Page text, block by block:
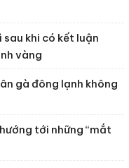
sau khi có kết luận
vàng
gà đông lạnh không
tới những “mắt